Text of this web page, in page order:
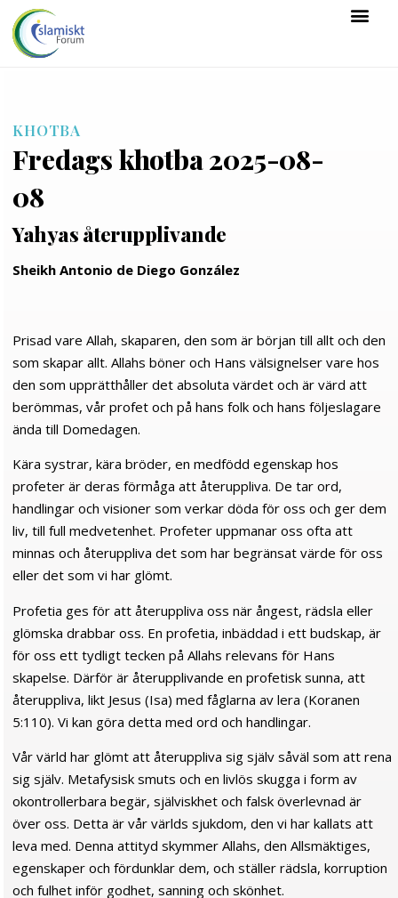
KHOTBA
Fredags khotba 2025-08-
08
Yahyas återupplivande
Sheikh Antonio de Diego González
Prisad vare Allah, skaparen, den som är början till allt och den
som skapar allt. Allahs böner och Hans välsignelser vare hos
den som upprätthåller det absoluta värdet och är värd att
berömmas, vår profet och på hans folk och hans följeslagare
ända till Domedagen.
Kära systrar, kära bröder, en medfödd egenskap hos
profeter är deras förmåga att återuppliva. De tar ord,
handlingar och visioner som verkar döda för oss och ger dem
liv, till full medvetenhet. Profeter uppmanar oss ofta att
minnas och återuppliva det som har begränsat värde för oss
eller det som vi har glömt.
Profetia ges för att återuppliva oss när ångest, rädsla eller
glömska drabbar oss. En profetia, inbäddad i ett budskap, är
för oss ett tydligt tecken på Allahs relevans för Hans
skapelse. Därför är återupplivande en profetisk sunna, att
återuppliva, likt Jesus (Isa) med fåglarna av lera (Koranen
5:110). Vi kan göra detta med ord och handlingar.
Vår värld har glömt att återuppliva sig själv såväl som att rena
sig själv. Metafysisk smuts och en livlös skugga i form av
okontrollerbara begär, själviskhet och falsk överlevnad är
över oss. Detta är vår världs sjukdom, den vi har kallats att
leva med. Denna attityd skymmer Allahs, den Allsmäktiges,
egenskaper och fördunklar dem, och ställer rädsla, korruption
och fulhet inför godhet, sanning och skönhet.